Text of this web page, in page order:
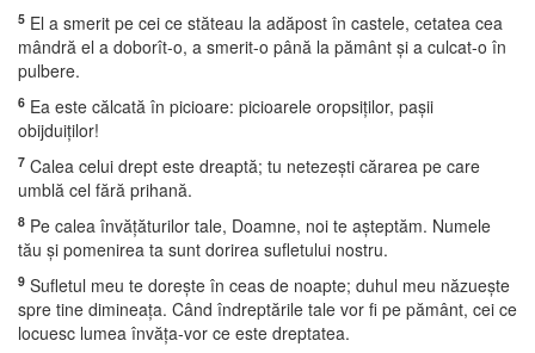
5 El a smerit pe cei ce stăteau la adăpost în castele, cetatea cea
mândră el a doborît-o, a smerit-o până la pământ şi a culcat-o în
pulbere.
6 Ea este călcată în picioare: picioarele oropsiţilor, paşii
obijduiţilor!
7 Calea celui drept este dreaptă; tu netezeşti cărarea pe care
umblă cel fără prihană.
8 Pe calea învăţăturilor tale, Doamne, noi te aşteptăm. Numele
tău şi pomenirea ta sunt dorirea sufletului nostru.
9 Sufletul meu te doreşte în ceas de noapte; duhul meu năzueşte
spre tine dimineaţa. Când îndreptările tale vor fi pe pământ, cei ce
locuesc lumea învăţa-vor ce este dreptatea.